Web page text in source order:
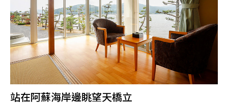
站在阿蘇海岸邊眺望天橋立